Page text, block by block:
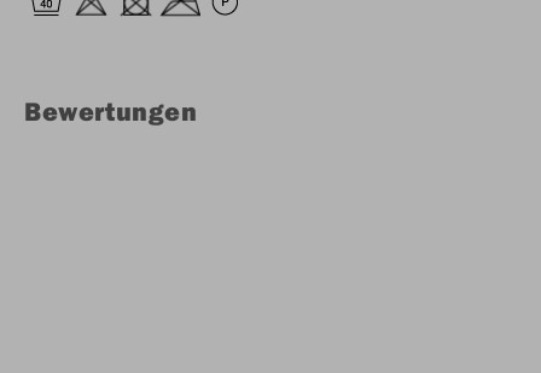
Bewertungen